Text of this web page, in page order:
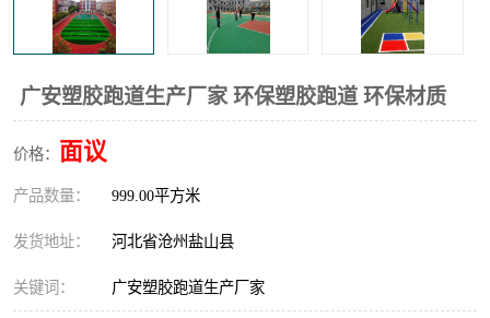
广安塑胶跑道生产厂家 环保塑胶跑道 环保材质
价格： 面议
产品数量： 999.00平方米
发货地址： 河北省沧州盐山县
关键词： 广安塑胶跑道生产厂家